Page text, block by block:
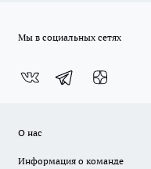
Мы в социальных сетях
О нас
Информация о команде